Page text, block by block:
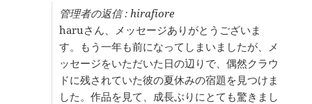
管理者の返信 : hirafiore
haruさん、メッセージありがとうございま
す。もう一年も前になってしまいましたが、メ
ッセージをいただいた日の辺りで、偶然クラウ
ドに残されていた彼の夏休みの宿題を見つけま
した。作品を見て、成長ぶりにとても驚きまし